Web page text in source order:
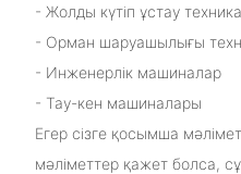
- Жолды күтіп ұстау
- Орман шаруашылығы
- Инженерлік машиналар
- Тау-кен машиналары
Егер сізге қосымша
мәліметтер қажет болса,